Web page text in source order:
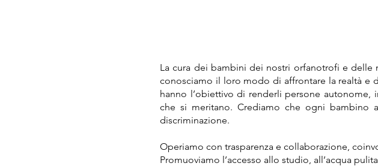
La cura dei bambini dei nostri orfanotrofi e delle
conosciamo il loro modo di affrontare la realtà e
hanno l’obiettivo di renderli persone
che si meritano. Crediamo che ogni
discriminazione.
Operiamo con trasparenza e collaborazione,
Promuoviamo l’accesso allo studio, all’acqua